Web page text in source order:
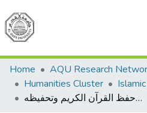
Communities &
All of
Home
Humanities Cluster
التنافس وآثاره في حفظ القرآن الكريم وتحفيظه